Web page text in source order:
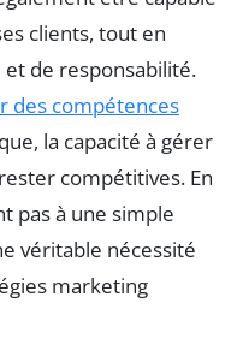
clients, tout en
de responsabilité.
des compétences
la capacité à gérer
compétitives. En
pas à une simple
véritable nécessité
marketing